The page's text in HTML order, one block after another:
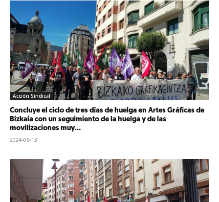
Acción Sindical
Concluye el ciclo de tres días de huelga en Artes Gráficas de
Bizkaia con un seguimiento de la huelga y de las
movilizaciones muy...
2024-06-13